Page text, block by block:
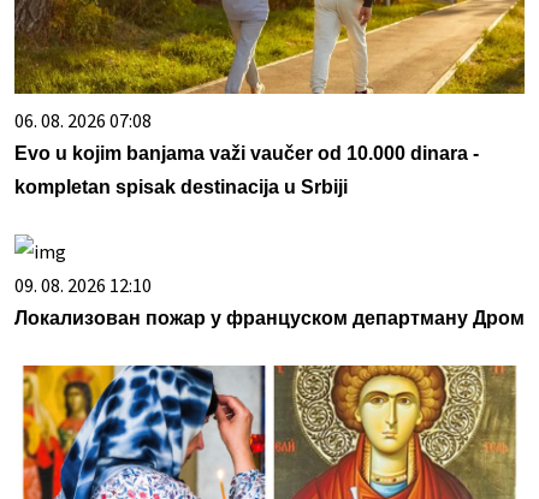
06. 08. 2026 07:08
Evo u kojim banjama važi vaučer od 10.000 dinara -
kompletan spisak destinacija u Srbiji
09. 08. 2026 12:10
Локализован пожар у француском департману Дром